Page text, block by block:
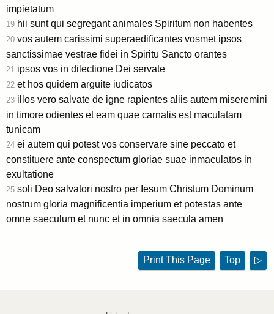
impietatum
19 hii sunt qui segregant animales Spiritum non habentes
20 vos autem carissimi superaedificantes vosmet ipsos
sanctissimae vestrae fidei in Spiritu Sancto orantes
21 ipsos vos in dilectione Dei servate
22 et hos quidem arguite iudicatos
23 illos vero salvate de igne rapientes aliis autem miseremini
in timore odientes et eam quae carnalis est maculatam
tunicam
24 ei autem qui potest vos conservare sine peccato et
constituere ante conspectum gloriae suae inmaculatos in
exultatione
25 soli Deo salvatori nostro per Iesum Christum Dominum
nostrum gloria magnificentia imperium et potestas ante
omne saeculum et nunc et in omnia saecula amen
Print This Page Top ▷